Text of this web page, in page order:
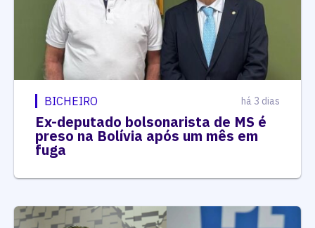
BICHEIRO há 3 dias
Ex-deputado bolsonarista de MS é
preso na Bolívia após um mês em
fuga